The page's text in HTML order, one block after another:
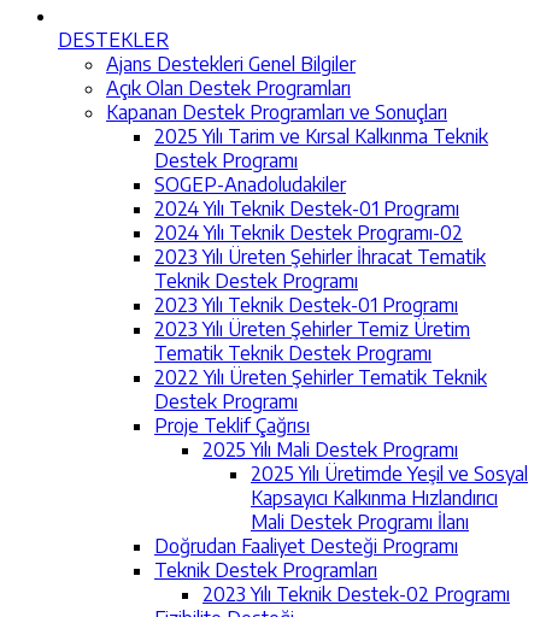
DESTEKLER
Ajans Destekleri Genel Bilgiler
Açık Olan Destek Programları
Kapanan Destek Programları ve Sonuçları
2025 Yılı Tarim ve Kırsal Kalkınma Teknik
Destek Programı
SOGEP-Anadoludakiler
2024 Yılı Teknik Destek-01 Programı
2024 Yılı Teknik Destek Programı-02
2023 Yılı Üreten Şehirler İhracat Tematik
Teknik Destek Programı
2023 Yılı Teknik Destek-01 Programı
2023 Yılı Üreten Şehirler Temiz Üretim
Tematik Teknik Destek Programı
2022 Yılı Üreten Şehirler Tematik Teknik
Destek Programı
Proje Teklif Çağrısı
2025 Yılı Mali Destek Programı
2025 Yılı Üretimde Yeşil ve Sosyal
Kapsayıcı Kalkınma Hızlandırıcı
Mali Destek Programı İlanı
Doğrudan Faaliyet Desteği Programı
Teknik Destek Programları
2023 Yılı Teknik Destek-02 Programı